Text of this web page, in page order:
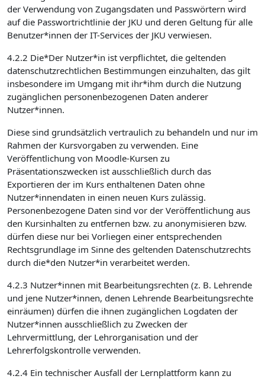
der Verwendung von Zugangsdaten und Passwörtern wird
auf die Passwortrichtlinie der JKU und deren Geltung für alle
Benutzer*innen der IT-Services der JKU verwiesen.
4.2.2 Die*Der Nutzer*in ist verpflichtet, die geltenden
datenschutzrechtlichen Bestimmungen einzuhalten, das gilt
insbesondere im Umgang mit ihr*ihm durch die Nutzung
zugänglichen personenbezogenen Daten anderer
Nutzer*innen.
Diese sind grundsätzlich vertraulich zu behandeln und nur im
Rahmen der Kursvorgaben zu verwenden. Eine
Veröffentlichung von Moodle-Kursen zu
Präsentationszwecken ist ausschließlich durch das
Exportieren der im Kurs enthaltenen Daten ohne
Nutzer*innendaten in einen neuen Kurs zulässig.
Personenbezogene Daten sind vor der Veröffentlichung aus
den Kursinhalten zu entfernen bzw. zu anonymisieren bzw.
dürfen diese nur bei Vorliegen einer entsprechenden
Rechtsgrundlage im Sinne des geltenden Datenschutzrechts
durch die*den Nutzer*in verarbeitet werden.
4.2.3 Nutzer*innen mit Bearbeitungsrechten (z. B. Lehrende
und jene Nutzer*innen, denen Lehrende Bearbeitungsrechte
einräumen) dürfen die ihnen zugänglichen Logdaten der
Nutzer*innen ausschließlich zu Zwecken der
Lehrvermittlung, der Lehrorganisation und der
Lehrerfolgskontrolle verwenden.
4.2.4 Ein technischer Ausfall der Lernplattform kann zu